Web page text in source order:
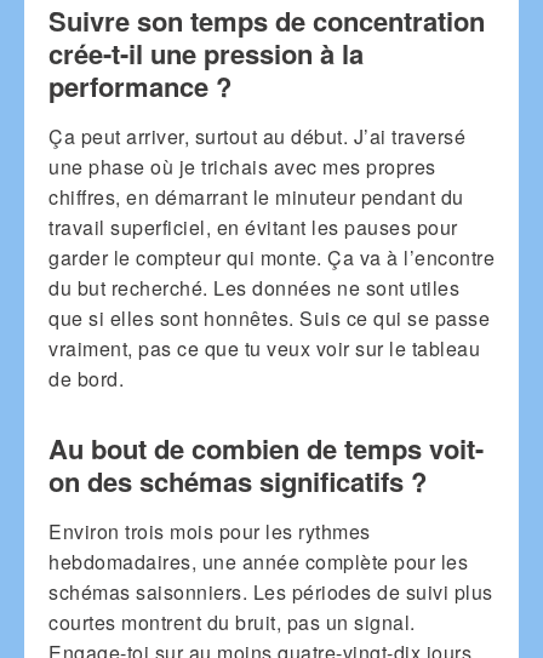
Suivre son temps de concentration
crée-t-il une pression à la
performance ?
Ça peut arriver, surtout au début. J’ai traversé
une phase où je trichais avec mes propres
chiffres, en démarrant le minuteur pendant du
travail superficiel, en évitant les pauses pour
garder le compteur qui monte. Ça va à l’encontre
du but recherché. Les données ne sont utiles
que si elles sont honnêtes. Suis ce qui se passe
vraiment, pas ce que tu veux voir sur le tableau
de bord.
Au bout de combien de temps voit-
on des schémas significatifs ?
Environ trois mois pour les rythmes
hebdomadaires, une année complète pour les
schémas saisonniers. Les périodes de suivi plus
courtes montrent du bruit, pas un signal.